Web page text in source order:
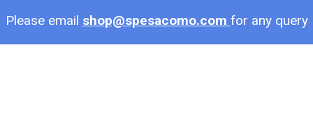
Please email shop@spesacomo.com for any query